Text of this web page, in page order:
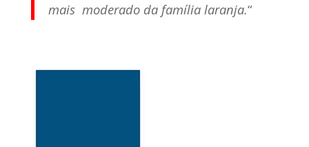
mais moderado da família laranja.“